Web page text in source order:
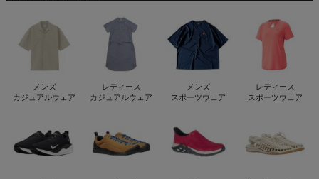
メンズ
カジュアルウェア
レディース
カジュアルウェア
メンズ
スポーツウェア
レディース
スポーツウェア